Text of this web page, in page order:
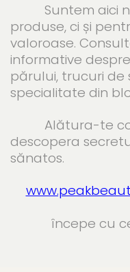
Suntem aici
produse, ci și
valoroase.
informative
părului, trucuri de
specialitate din
Alătura-te
descopera
sănatos.
începe cu